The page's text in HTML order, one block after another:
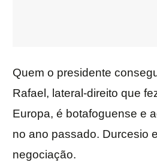
Quem o presidente
Rafael, lateral-direito que
Europa, é botafoguense e
no ano passado. Durcesio
negociação.